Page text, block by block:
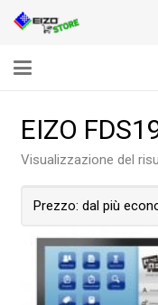
EIZO
Visualizzazione del